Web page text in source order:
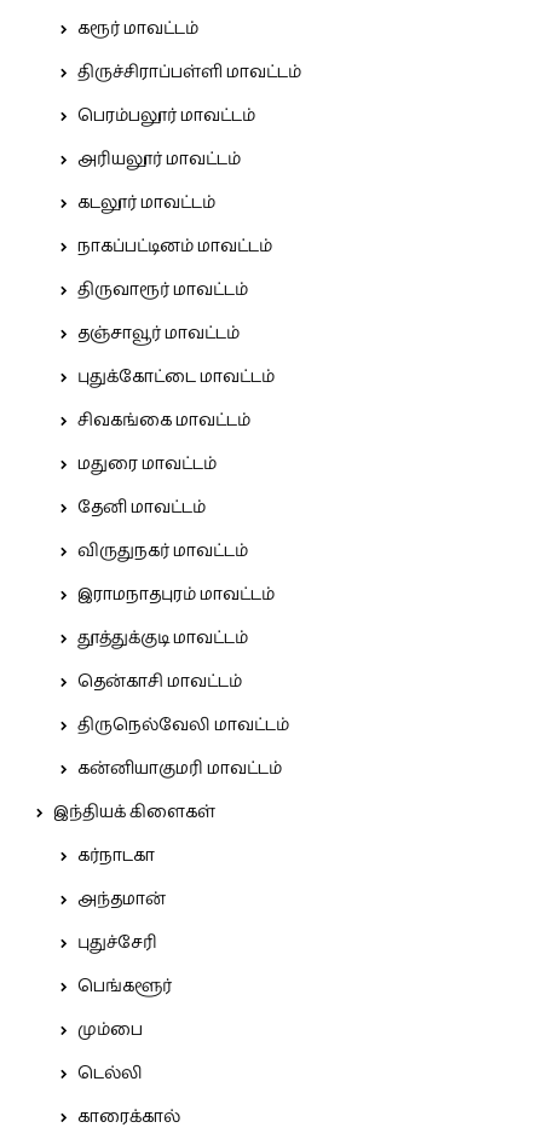
கரூர் மாவட்டம்
திருச்சிராப்பள்ளி மாவட்டம்
பெரம்பலூர் மாவட்டம்
அரியலூர் மாவட்டம்
கடலூர் மாவட்டம்
நாகப்பட்டினம் மாவட்டம்
திருவாரூர் மாவட்டம்
தஞ்சாவூர் மாவட்டம்
புதுக்கோட்டை மாவட்டம்
சிவகங்கை மாவட்டம்
மதுரை மாவட்டம்
தேனி மாவட்டம்
விருதுநகர் மாவட்டம்
இராமநாதபுரம் மாவட்டம்
தூத்துக்குடி மாவட்டம்
தென்காசி மாவட்டம்
திருநெல்வேலி மாவட்டம்
கன்னியாகுமரி மாவட்டம்
இந்தியக் கிளைகள்
கர்நாடகா
அந்தமான்
புதுச்சேரி
பெங்களூர்
மும்பை
டெல்லி
காரைக்கால்